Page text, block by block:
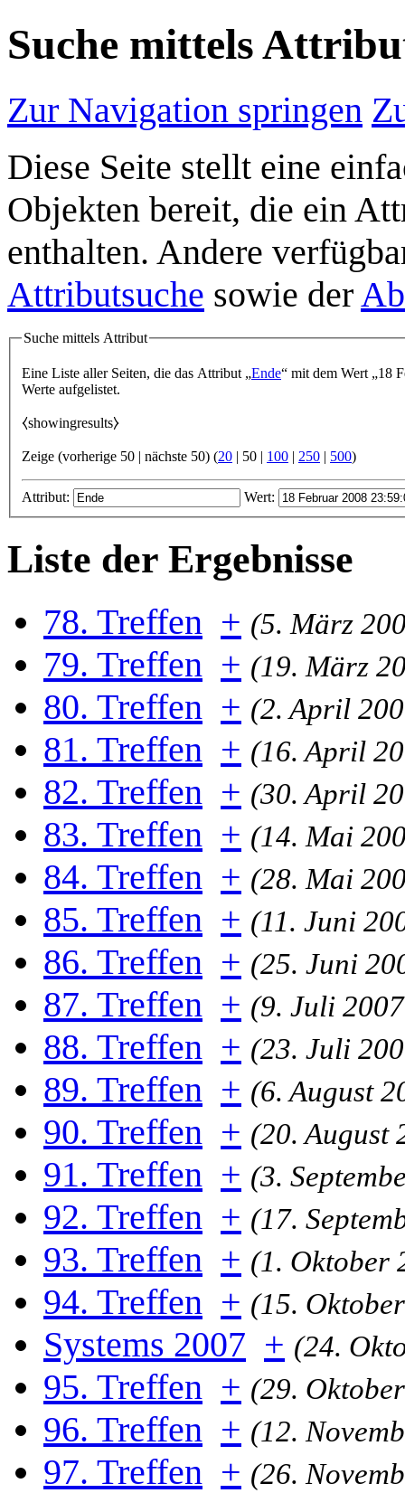
Suche mittels
Zur Navigation springen
Diese Seite stellt eine
Objekten bereit, die ein
enthalten. Andere
Attributsuche sowie der
Suche mittels Attribut
Eine Liste aller Seiten, die das Attribut „Ende“ mit dem Wert „18
Werte aufgelistet.
⧼showingresults⧽
Zeige (vorherige 50 nächste 50) (20 50 100 250 500)
Attribut: Wert:
Liste der Ergebnisse
78. Treffen + (5. März
79. Treffen + (19. März
80. Treffen + (2. April
81. Treffen + (16. April
82. Treffen + (30. April
83. Treffen + (14. Mai
84. Treffen + (28. Mai
85. Treffen + (11. Juni
86. Treffen + (25. Juni
87. Treffen + (9. Juli
88. Treffen + (23. Juli
89. Treffen + (6. August
90. Treffen + (20. August
91. Treffen + (3.
92. Treffen + (17.
93. Treffen + (1. Oktober
94. Treffen + (15.
Systems 2007 + (24.
95. Treffen + (29.
96. Treffen + (12.
97. Treffen + (26.